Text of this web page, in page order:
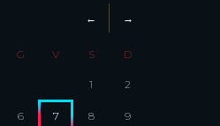
G V S D
1 2
6 7 8 9